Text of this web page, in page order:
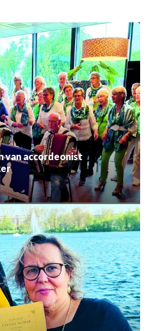
accordeonist